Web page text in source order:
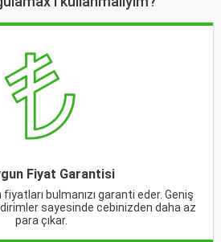
Fiyat Garantisi
bulmanızı garanti eder. Geniş
sayesinde cebinizden daha az
para çıkar.